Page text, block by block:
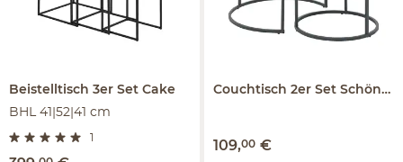
Beistelltisch 3er Set Cake
BHL 41|52|41 cm
1
Couchtisch 2er Set Schönwölkau
109,00 €